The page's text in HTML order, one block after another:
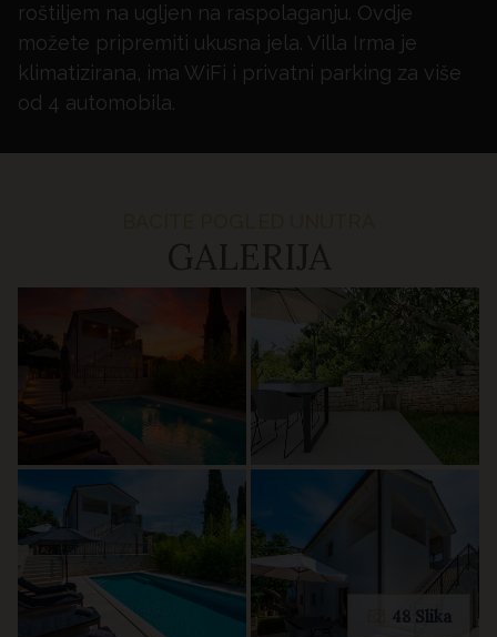
roštiljem na ugljen na raspolaganju. Ovdje
možete pripremiti ukusna jela. Villa Irma je
klimatizirana, ima WiFi i privatni parking za više
od 4 automobila.
48 Slika